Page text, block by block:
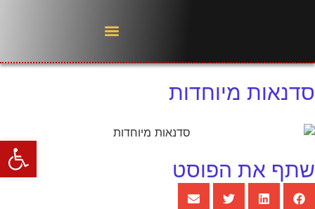
סדנאות מיוחדות
שתף את הפוסט
פתח